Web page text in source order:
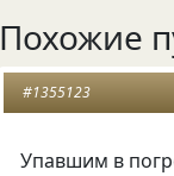
Похожие
#1355123
Упавшим в